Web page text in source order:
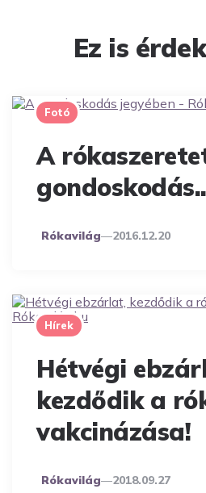
Ez is
Fotó
A
gondoskodás..
Posted
Rókavilág 2016.12.20
Hírek
Hétvégi
kezdődik a
vakcinázása!
Posted
Rókavilág 2018.09.27